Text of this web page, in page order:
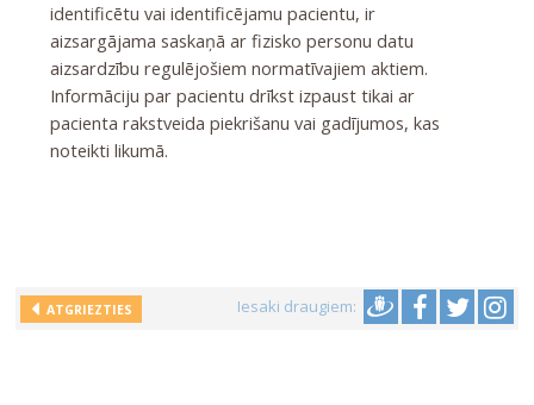
identificētu vai identificējamu pacientu, ir
aizsargājama saskaņā ar fizisko personu datu
aizsardzību regulējošiem normatīvajiem aktiem.
Informāciju par pacientu drīkst izpaust tikai ar
pacienta rakstveida piekrišanu vai gadījumos, kas
noteikti likumā.
ATGRIEZTIES Iesaki draugiem: